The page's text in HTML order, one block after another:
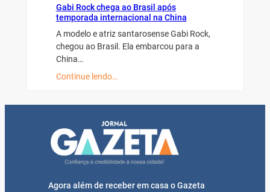
Gabi Rock chega ao Brasil após
temporada internacional na China
A modelo e atriz santarosense Gabi Rock,
chegou ao Brasil. Ela embarcou para a
China…
Continue lendo…
Agora além de receber em casa o Gazeta